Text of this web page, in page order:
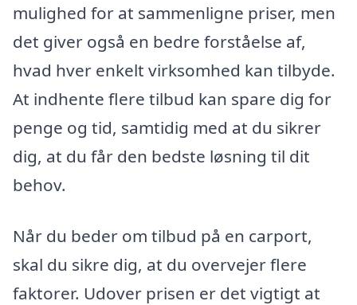
mulighed for at sammenligne priser, men
det giver også en bedre forståelse af,
hvad hver enkelt virksomhed kan tilbyde.
At indhente flere tilbud kan spare dig for
penge og tid, samtidig med at du sikrer
dig, at du får den bedste løsning til dit
behov.
Når du beder om tilbud på en carport,
skal du sikre dig, at du overvejer flere
faktorer. Udover prisen er det vigtigt at